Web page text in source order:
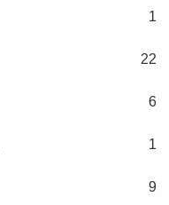
1
22
6
1
9